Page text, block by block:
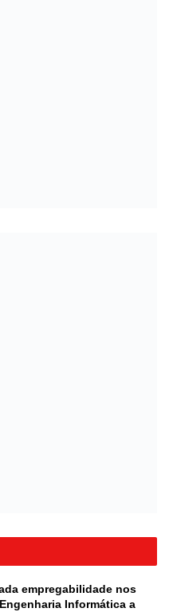
empregabilidade nos
Informática a